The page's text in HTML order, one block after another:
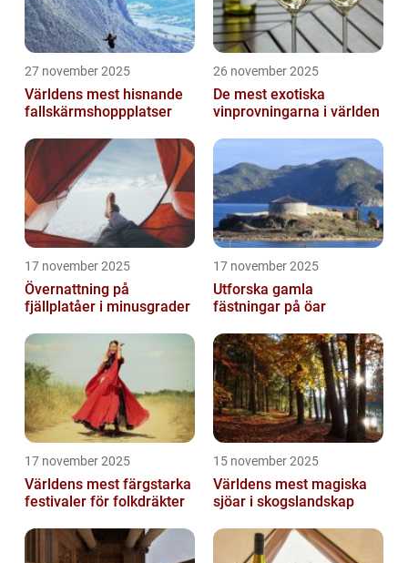
27 november 2025
Världens mest hisnande
fallskärmshoppplatser
26 november 2025
De mest exotiska
vinprovningarna i världen
17 november 2025
Övernattning på
fjällplatåer i minusgrader
17 november 2025
Utforska gamla
fästningar på öar
17 november 2025
Världens mest färgstarka
festivaler för folkdräkter
15 november 2025
Världens mest magiska
sjöar i skogslandskap